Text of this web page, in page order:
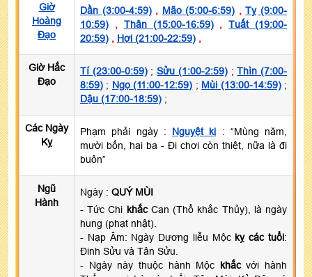
Giờ
Hoàng
Đạo
Dần (3:00-4:59), Mão (5:00-6:59) ,Tỵ (9:00-
10:59) , Thân (15:00-16:59),Tuất (19:00-
20:59) , Hợi (21:00-22:59) ,
Giờ Hắc
Đạo
Tí (23:00-0:59);Sửu (1:00-2:59);Thìn (7:00-
8:59) ; Ngọ (11:00-12:59) ; Mùi (13:00-14:59);
Dậu (17:00-18:59) ;
Các Ngày
Kỵ
Phạm phải ngày : Nguyệt kị : “Mùng năm,
mười bốn, hai ba - Đi chơi còn thiệt, nữa là đi
buôn”
Ngũ
Hành
Ngày : QUÝ MÙI
- Tức Chi khắcCan (Thổ khắc Thủy), là ngày
hung (phạt nhật).
- Nạp Âm: Ngày Dương liễu Mộc kỵ các tuổi:
Đinh Sửu và Tân Sửu.
- Ngày này thuộc hành Mộc khắcvới hành